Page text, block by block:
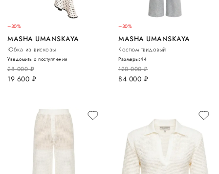
–30%
MASHA UMANSKAYA
Юбка из вискозы
28 000руб.
19 600 руб.
Уведомить о поступлении
–30%
MASHA UMANSKAYA
Костюм твидовый
120 000руб.
84 000 руб.
Размеры:44